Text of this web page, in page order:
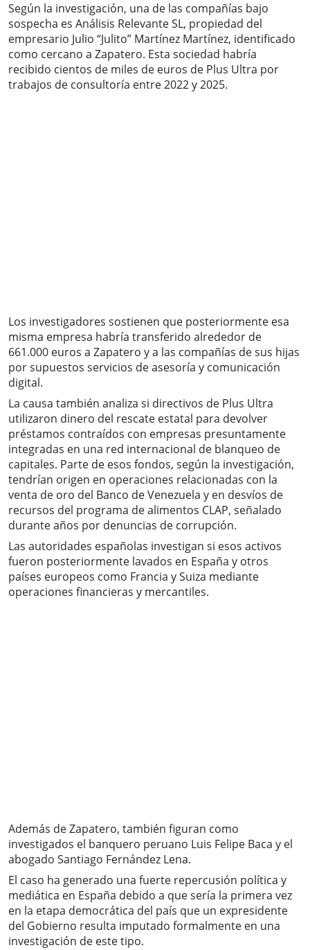
Según la investigación, una de las compañías bajo
sospecha es Análisis Relevante SL, propiedad del
empresario Julio “Julito” Martínez Martínez, identificado
como cercano a Zapatero. Esta sociedad habría
recibido cientos de miles de euros de Plus Ultra por
trabajos de consultoría entre 2022 y 2025.
Los investigadores sostienen que posteriormente esa
misma empresa habría transferido alrededor de
661.000 euros a Zapatero y a las compañías de sus hijas
por supuestos servicios de asesoría y comunicación
digital.
La causa también analiza si directivos de Plus Ultra
utilizaron dinero del rescate estatal para devolver
préstamos contraídos con empresas presuntamente
integradas en una red internacional de blanqueo de
capitales. Parte de esos fondos, según la investigación,
tendrían origen en operaciones relacionadas con la
venta de oro del Banco de Venezuela y en desvíos de
recursos del programa de alimentos CLAP, señalado
durante años por denuncias de corrupción.
Las autoridades españolas investigan si esos activos
fueron posteriormente lavados en España y otros
países europeos como Francia y Suiza mediante
operaciones financieras y mercantiles.
Además de Zapatero, también figuran como
investigados el banquero peruano Luis Felipe Baca y el
abogado Santiago Fernández Lena.
El caso ha generado una fuerte repercusión política y
mediática en España debido a que sería la primera vez
en la etapa democrática del país que un expresidente
del Gobierno resulta imputado formalmente en una
investigación de este tipo.